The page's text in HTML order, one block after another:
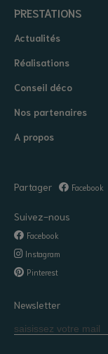
PRESTATIONS
Actualités
Réalisations
Conseil déco
Nos partenaires
A propos
Partager Facebook
Suivez-nous
Facebook
Instagram
Pinterest
Newsletter